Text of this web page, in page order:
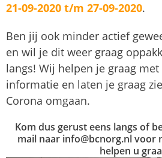
21-09-2020 t/m 27-09-2020.
Ben jij ook minder actief
en wil je dit weer graag
langs! Wij helpen je graag
informatie en laten je graag
Corona omgaan.
Kom dus gerust eens langs of
mail naar info@bcnorg.nl voor
helpen u